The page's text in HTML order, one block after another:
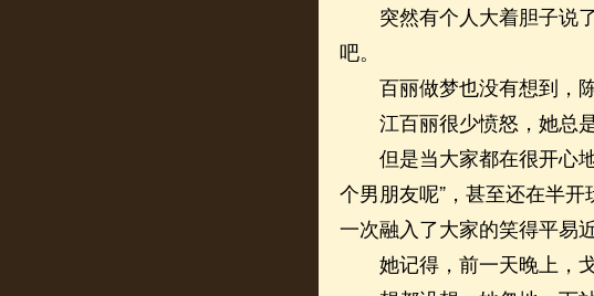
突然有个人大着胆子说了
吧。
百丽做梦也没有想到，陈
江百丽很少愤怒，她总是
但是当大家都在很开心地
个男朋友呢”，甚至还在半
一次融入了大家的笑得平易
她记得，前一天晚上，戈